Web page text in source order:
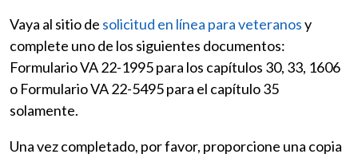
Vaya al sitio de solicitud en línea para veteranosy
complete uno de los siguientes documentos:
Formulario VA 22-1995 para los capítulos 30, 33, 1606
o Formulario VA 22-5495 para el capítulo 35
solamente.
Una vez completado, por favor, proporcione una copia